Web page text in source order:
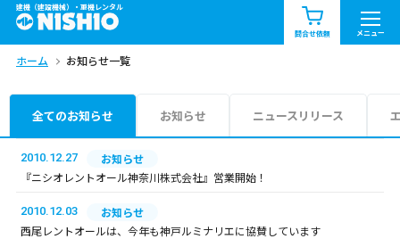
建機（建設機械）・重機レンタル
問合せ依頼 メニュー
商品一覧 お知らせ一覧
問合せ依頼リスト
エリア情報を見る
ホーム お知らせ一覧
全てのお知らせ お知らせ ニュースリリース
2010.12.27
お知らせ
『ニシオレントオール神奈川株式会社』営業開始！
2010.12.03
お知らせ
西尾レントオールは、今年も神戸ルミナリエに協賛しています